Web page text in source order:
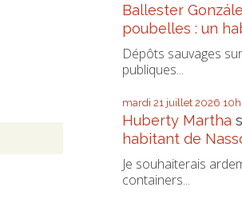
Ballester
poubelles : un
Dépôts sauvages
publiques...
mardi 21 juillet 2026
Huberty Martha
habitant de
Je souhaiterais
containers...